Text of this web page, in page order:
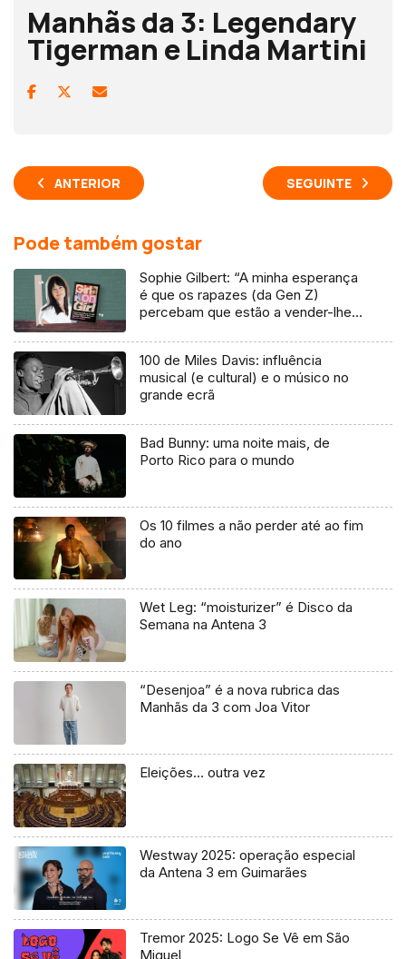
Manhãs da 3: Legendary
Tigerman e Linda Martini
ANTERIOR SEGUINTE
Pode também gostar
Sophie Gilbert: “A minha esperança
é que os rapazes (da Gen Z)
percebam que estão a vender-lhes
100 de Miles Davis: influência
musical (e cultural) e o músico no
grande ecrã
Bad Bunny: uma noite mais, de
Porto Rico para o mundo
Os 10 filmes a não perder até ao fim
do ano
Wet Leg: “moisturizer” é Disco da
Semana na Antena 3
“Desenjoa” é a nova rubrica das
Manhãs da 3 com Joa Vitor
Eleições… outra vez
Westway 2025: operação especial
da Antena 3 em Guimarães
Tremor 2025: Logo Se Vê em São
Miguel